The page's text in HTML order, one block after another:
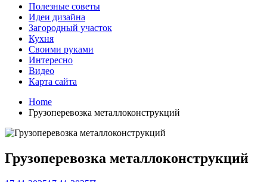
Полезные советы
Идеи дизайна
Загородный участок
Кухня
Своими руками
Интересно
Видео
Карта сайта
Home
Грузоперевозка металлоконструкций
Грузоперевозка металлоконструкций